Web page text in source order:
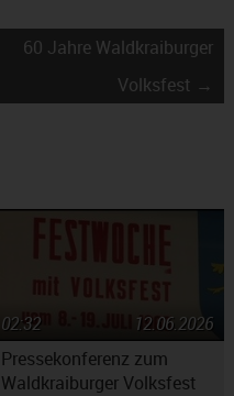
60 Jahre Waldkraiburger
Volksfest →
Pressekonferenz zum
Waldkraiburger Volksfest
12.06.2026
02:32